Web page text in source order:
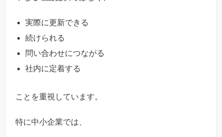
実際に更新できる
続けられる
問い合わせにつながる
社内に定着する
ことを重視しています。
特に中小企業では、